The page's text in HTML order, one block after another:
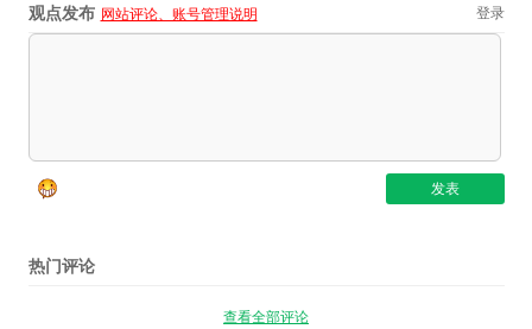
观点发布 网站评论、账号管理说明 登录
热门评论
查看全部评论